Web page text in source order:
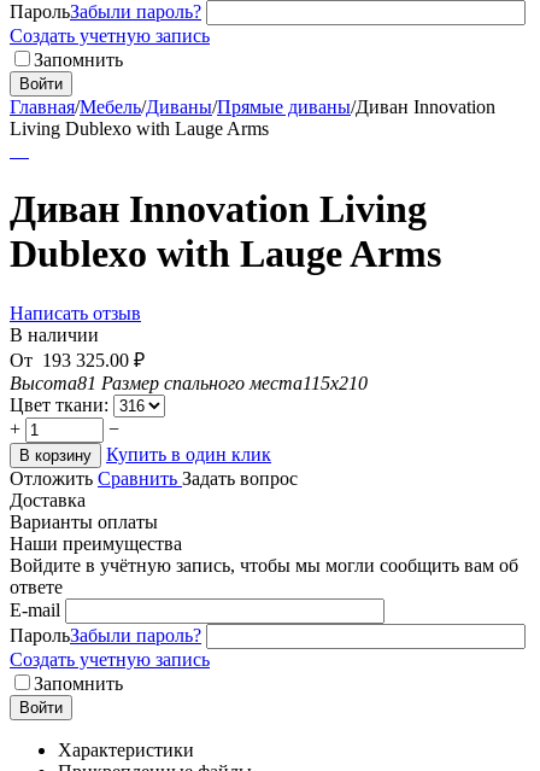
ПарольЗабыли пароль?
Создать учетную запись
Запомнить
Войти
Главная/Мебель/Диваны/Прямые диваны/Диван Innovation
Living Dublexo with Lauge Arms
Диван Innovation Living
Dublexo with Lauge Arms
Написать отзыв
В наличии
От 193 325.00 ₽
Высота81 Размер спального места115х210
Цвет ткани:
+
−
В корзину
Купить в один клик
Отложить Сравнить Задать вопрос
Доставка
Варианты оплаты
Наши преимущества
Войдите в учётную запись, чтобы мы могли сообщить вам об
ответе
E-mail
ПарольЗабыли пароль?
Создать учетную запись
Запомнить
Войти
Характеристики